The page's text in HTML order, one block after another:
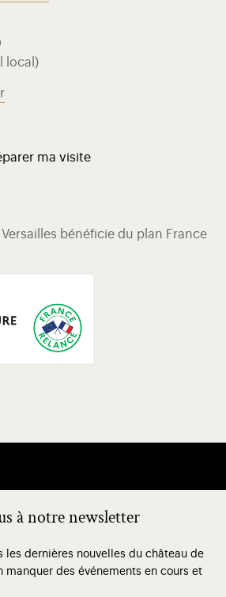
local)
ma visite
Versailles bénéficie du plan France
à notre newsletter
les dernières nouvelles du château de
manquer des événements en cours et